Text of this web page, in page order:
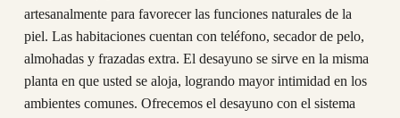
artesanalmente para favorecer las funciones naturales de la
piel. Las habitaciones cuentan con teléfono, secador de pelo,
almohadas y frazadas extra. El desayuno se sirve en la misma
planta en que usted se aloja, logrando mayor intimidad en los
ambientes comunes. Ofrecemos el desayuno con el sistema